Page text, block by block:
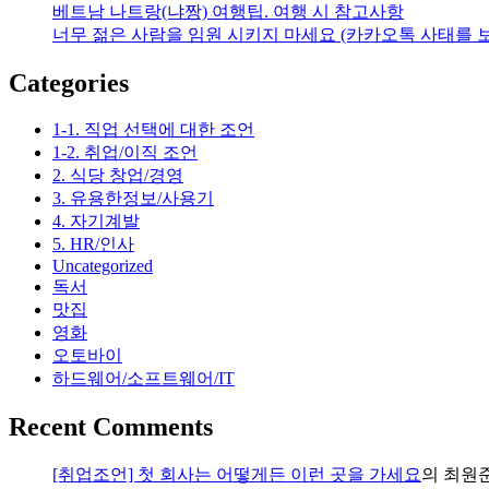
베트남 나트랑(냐짱) 여행팁. 여행 시 참고사항
너무 젊은 사람을 임원 시키지 마세요 (카카오톡 사태를
Categories
1-1. 직업 선택에 대한 조언
1-2. 취업/이직 조언
2. 식당 창업/경영
3. 유용한정보/사용기
4. 자기계발
5. HR/인사
Uncategorized
독서
맛집
영화
오토바이
하드웨어/소프트웨어/IT
Recent Comments
[취업조언] 첫 회사는 어떻게든 이런 곳을 가세요의 최원